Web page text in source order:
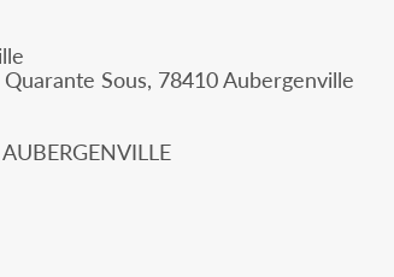
Sous, 78410 Aubergenville